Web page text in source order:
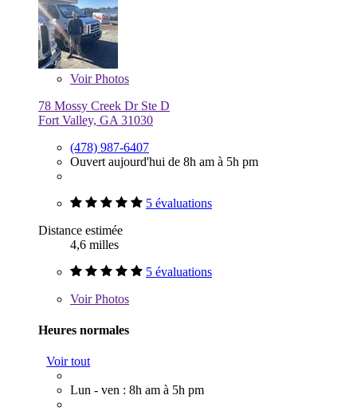
VoirPhotos
78 Mossy Creek Dr Ste D
Fort Valley, GA 31030
(478) 987-6407
Ouvert aujourd'hui de 8h am à 5h pm
5 évaluations
Distance estimée
4,6 milles
5 évaluations
VoirPhotos
Heures normales
Voir tout
Lun - ven : 8h am à 5h pm